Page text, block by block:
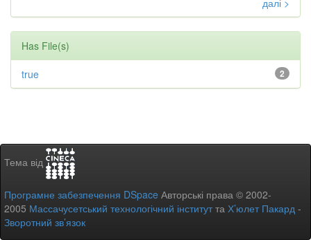
далі >
Has File(s)
2
true
Тема від
Програмне забезпечення DSpace Авторські права © 2002-
2005 Массачусетський технологічний інститутта Х’юлет Пакард -
Зворотний зв’язок